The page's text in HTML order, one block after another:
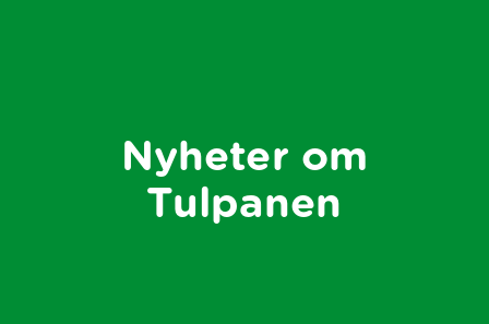
Nyheter om
Tulpanen